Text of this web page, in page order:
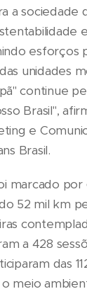
a sociedade
esforços
unidades
continue
Brasil",
e
Brasil.
marcado
52 mil km
a 428
das
meio